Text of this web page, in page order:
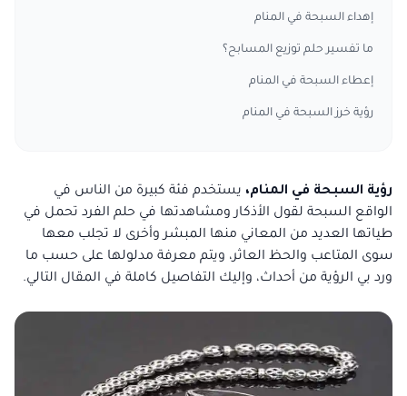
إهداء السبحة في المنام
ما تفسير حلم توزيع المسابح؟
إعطاء السبحة في المنام
رؤية خرز السبحة في المنام
رؤية السبحة في المنام، يستخدم فئة كبيرة من الناس في
الواقع السبحة لقول الأذكار ومشاهدتها في حلم الفرد تحمل في
طياتها العديد من المعاني منها المبشر وأخرى لا تجلب معها
سوى المتاعب والحظ العاثر، ويتم معرفة مدلولها على حسب ما
ورد بي الرؤية من أحداث، وإليك التفاصيل كاملة في المقال التالي.